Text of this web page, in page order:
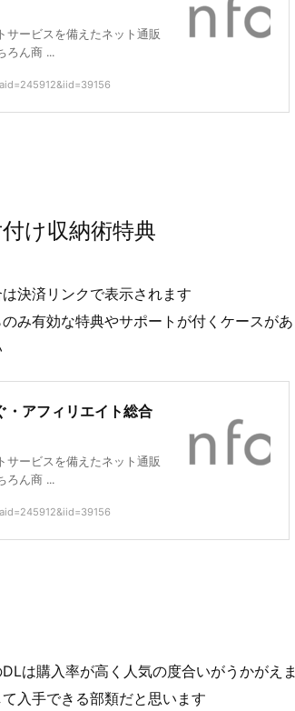
サービスを備えたネット通販
ろん商 ...
け収納術特典
決済リンクで表示されます
み有効な特典やサポートが付くケースが
・アフィリエイト総合
サービスを備えたネット通販
ろん商 ...
は購入率が高く人気の度合いがうかがえ
入手できる部類だと思います